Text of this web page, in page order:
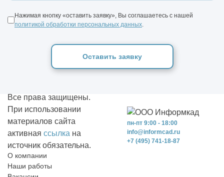
Нажимая кнопку «оставить заявку», Вы соглашаетесь с нашей
политикой обработки персональных данных
Оставить заявку
пн-пт 9:00 - 18:00
+7 (495) 741-18-87
info@informcad.ru
О компании
Наши работы
Все права защищены.
При использовании
материалов сайта
активная ссылка на
источник обязательна.